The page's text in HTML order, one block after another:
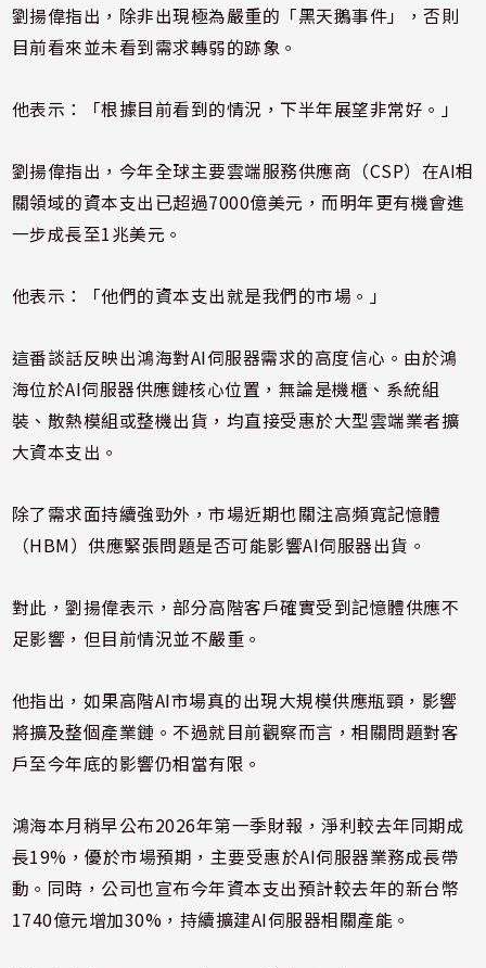
劉揚偉指出，除非出現極為嚴重的「黑天鵝事件」，否則
目前看來並未看到需求轉弱的跡象。
他表示：「根據目前看到的情況，下半年展望非常好。」
劉揚偉指出，今年全球主要雲端服務供應商（CSP）在AI相
關領域的資本支出已超過7000億美元，而明年更有機會進
一步成長至1兆美元。
他表示：「他們的資本支出就是我們的市場。」
這番談話反映出鴻海對AI伺服器需求的高度信心。由於鴻
海位於AI伺服器供應鏈核心位置，無論是機櫃、系統組
裝、散熱模組或整機出貨，均直接受惠於大型雲端業者擴
大資本支出。
除了需求面持續強勁外，市場近期也關注高頻寬記憶體
（HBM）供應緊張問題是否可能影響AI伺服器出貨。
對此，劉揚偉表示，部分高階客戶確實受到記憶體供應不
足影響，但目前情況並不嚴重。
他指出，如果高階AI市場真的出現大規模供應瓶頸，影響
將擴及整個產業鏈。不過就目前觀察而言，相關問題對客
戶至今年底的影響仍相當有限。
鴻海本月稍早公布2026年第一季財報，淨利較去年同期成
長19%，優於市場預期，主要受惠於AI伺服器業務成長帶
動。同時，公司也宣布今年資本支出預計較去年的新台幣
1740億元增加30%，持續擴建AI伺服器相關產能。